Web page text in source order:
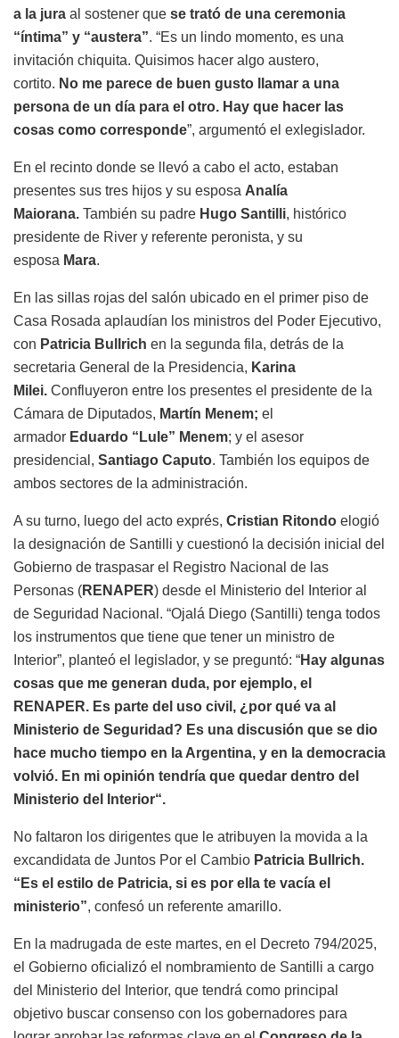
a la jura al sostener que se trató de una ceremonia
“íntima” y “austera”. “Es un lindo momento, es una
invitación chiquita. Quisimos hacer algo austero,
cortito. No me parece de buen gusto llamar a una
persona de un día para el otro. Hay que hacer las
cosas como corresponde”, argumentó el exlegislador.
En el recinto donde se llevó a cabo el acto, estaban
presentes sus tres hijos y su esposa Analía
Maiorana. También su padre Hugo Santilli, histórico
presidente de River y referente peronista, y su
esposa Mara.
En las sillas rojas del salón ubicado en el primer piso de
Casa Rosada aplaudían los ministros del Poder Ejecutivo,
con Patricia Bullrich en la segunda fila, detrás de la
secretaria General de la Presidencia, Karina
Milei. Confluyeron entre los presentes el presidente de la
Cámara de Diputados, Martín Menem; el
armador Eduardo “Lule” Menem; y el asesor
presidencial, Santiago Caputo. También los equipos de
ambos sectores de la administración.
A su turno, luego del acto exprés, Cristian Ritondo elogió
la designación de Santilli y cuestionó la decisión inicial del
Gobierno de traspasar el Registro Nacional de las
Personas (RENAPER) desde el Ministerio del Interior al
de Seguridad Nacional. “Ojalá Diego (Santilli) tenga todos
los instrumentos que tiene que tener un ministro de
Interior”, planteó el legislador, y se preguntó: “Hay algunas
cosas que me generan duda, por ejemplo, el
RENAPER. Es parte del uso civil, ¿por qué va al
Ministerio de Seguridad? Es una discusión que se dio
hace mucho tiempo en la Argentina, y en la democracia
volvió. En mi opinión tendría que quedar dentro del
Ministerio del Interior“.
No faltaron los dirigentes que le atribuyen la movida a la
excandidata de Juntos Por el Cambio Patricia Bullrich.
“Es el estilo de Patricia, si es por ella te vacía el
ministerio”, confesó un referente amarillo.
En la madrugada de este martes, en el Decreto 794/2025,
el Gobierno oficializó el nombramiento de Santilli a cargo
del Ministerio del Interior, que tendrá como principal
objetivo buscar consenso con los gobernadores para